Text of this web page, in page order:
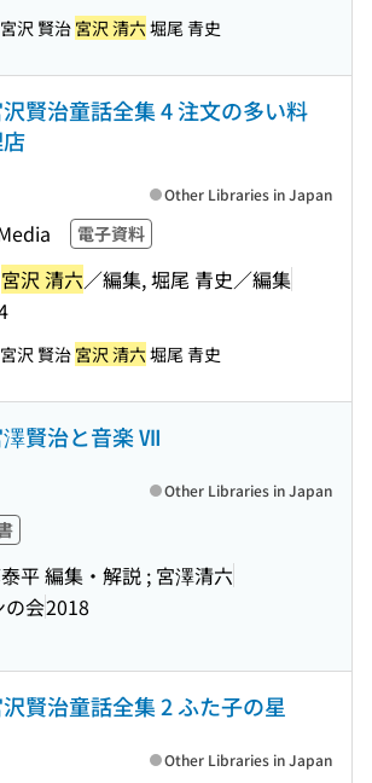
宮沢 賢治 宮沢 清六堀尾 青史
賢治童話全集 4 注文の多い料
電子資料
宮沢 清六／編集, 堀尾 青史／編集
Other Libraries in Japan
宮沢 賢治 宮沢 清六堀尾 青史
賢治と音楽 Ⅶ
平 編集・解説 ; 宮澤清六
の会2018
Other Libraries in Japan
賢治童話全集 2 ふた子の星
Other Libraries in Japan